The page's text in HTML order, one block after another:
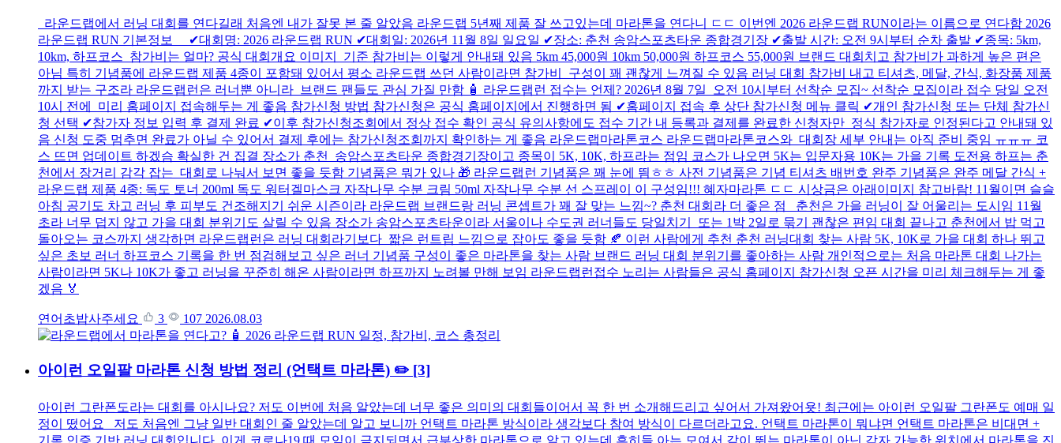
라운드랩에서 러닝 대회를 연다길래 처음엔 내가 잘못 본 줄 알았음 라운드랩 5년째 제품 잘 쓰고있는데 마라톤을 연다니 ㄷㄷ 이번엔 2026 라운드랩 RUN이라는 이름으로 연다함 2026
라운드랩 RUN 기본정보 ✔대회명: 2026 라운드랩 RUN ✔대회일: 2026년 11월 8일 일요일 ✔장소: 춘천 송암스포츠타운 종합경기장 ✔출발 시간: 오전 9시부터 순차 출발 ✔종목: 5km,
10km, 하프코스 참가비는 얼마? 공식 대회개요 이미지 기준 참가비는 이렇게 안내돼 있음 5km 45,000원 10km 50,000원 하프코스 55,000원 브랜드 대회치고 참가비가 과하게 높은 편은
아님 특히 기념품에 라운드랩 제품 4종이 포함돼 있어서 평소 라운드랩 쓰던 사람이라면 참가비 구성이 꽤 괜찮게 느껴질 수 있음 러닝 대회 참가비 내고 티셔츠, 메달, 간식, 화장품 제품
까지 받는 구조라 라운드랩런은 러너뿐 아니라 브랜드 팬들도 관심 가질 만함 🧴 라운드랩런 접수는 언제? 2026년 8월 7일 오전 10시부터 선착순 모집~ 선착순 모집이라 접수 당일 오전
10시 전에 미리 홈페이지 접속해두는 게 좋음 참가신청 방법 참가신청은 공식 홈페이지에서 진행하면 됨 ✔홈페이지 접속 후 상단 참가신청 메뉴 클릭 ✔개인 참가신청 또는 단체 참가신
청 선택 ✔참가자 정보 입력 후 결제 완료 ✔이후 참가신청조회에서 정상 접수 확인 공식 유의사항에도 접수 기간 내 등록과 결제를 완료한 신청자만 정식 참가자로 인정된다고 안내돼 있
음 신청 도중 멈추면 완료가 아닐 수 있어서 결제 후에는 참가신청조회까지 확인하는 게 좋음 라운드랩마라톤코스 라운드랩마라톤코스와 대회장 세부 안내는 아직 준비 중임 ㅠㅠㅠ 코
스 뜨면 업데이트 하겠슴 확실한 건 집결 장소가 춘천 송암스포츠타운 종합경기장이고 종목이 5K, 10K, 하프라는 점임 코스가 나오면 5K는 입문자용 10K는 가을 기록 도전용 하프는 춘
천에서 장거리 감각 잡는 대회로 나눠서 보면 좋을 듯함 기념품은 뭐가 있나 🎁 라운드랩런 기념품은 꽤 눈에 띔ㅎㅎ 사전 기념품은 기념 티셔츠 배번호 완주 기념품은 완주 메달 간식 +
라운드랩 제품 4종: 독도 토너 200ml 독도 워터겔마스크 자작나무 수분 크림 50ml 자작나무 수분 선 스프레이 이 구성임!!! 혜자마라톤 ㄷㄷ 시상금은 아래이미지 참고바람! 11월이면 슬슬
아침 공기도 차고 러닝 후 피부도 건조해지기 쉬운 시즌이라 라운드랩 브랜드랑 러닝 콘셉트가 꽤 잘 맞는 느낌~? 춘천 대회라 더 좋은 점 춘천은 가을 러닝이 잘 어울리는 도시임 11월
초라 너무 덥지 않고 가을 대회 분위기도 살릴 수 있음 장소가 송암스포츠타운이라 서울이나 수도권 러너들도 당일치기 또는 1박 2일로 묶기 괜찮은 편임 대회 끝나고 춘천에서 밥 먹고
돌아오는 코스까지 생각하면 라운드랩런은 러닝 대회라기보다 짧은 런트립 느낌으로 잡아도 좋을 듯함 🍂 이런 사람에게 추천 춘천 러닝대회 찾는 사람 5K, 10K로 가을 대회 하나 뛰고
싶은 초보 러너 하프코스 기록을 한 번 점검해보고 싶은 러너 기념품 구성이 좋은 마라톤을 찾는 사람 브랜드 러닝 대회 분위기를 좋아하는 사람 개인적으로는 처음 마라톤 대회 나가는
사람이라면 5K나 10K가 좋고 러닝을 꾸준히 해온 사람이라면 하프까지 노려볼 만해 보임 라운드랩런접수 노리는 사람들은 공식 홈페이지 참가신청 오픈 시간을 미리 체크해두는 게 좋
겠음 🏅
연어초밥사주세요 3 107 2026.08.03
아이런 오일팔 마라톤 신청 방법 정리 (언택트 마라톤) ✏️ [3]
아이런 그란폰도라는 대회를 아시나요? 저도 이번에 처음 알았는데 너무 좋은 의미의 대회들이어서 꼭 한 번 소개해드리고 싶어서 가져왔어욧! 최근에는 아이런 오일팔 그란폰도 예매 일
정이 떴어요 저도 처음엔 그냥 일반 대회인 줄 알았는데 알고 보니까 언택트 마라톤 방식이라 생각보다 참여 방식이 다르더라고요. 언택트 마라톤이 뭐냐면 언택트 마라톤은 비대면 +
기록 인증 기반 러닝 대회입니다. 이게 코로나19 때 모임이 금지되면서 급부상한 마라톤으로 알고 있는데 흔히들 아는 모여서 같이 뛰는 마라톤이 아닌 각자 가능한 위치에서 마라톤을 진